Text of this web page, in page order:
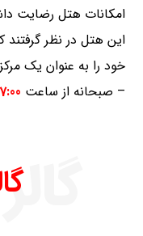
امکانات هتل رضایت
این هتل در نظر
خود را به عنوان یک
– صبحانه از ساعت 7:00